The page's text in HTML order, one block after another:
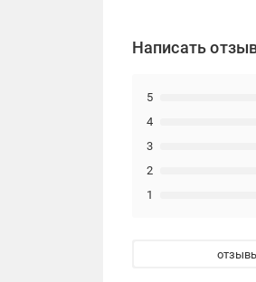
Написать
1
2
3
4
5